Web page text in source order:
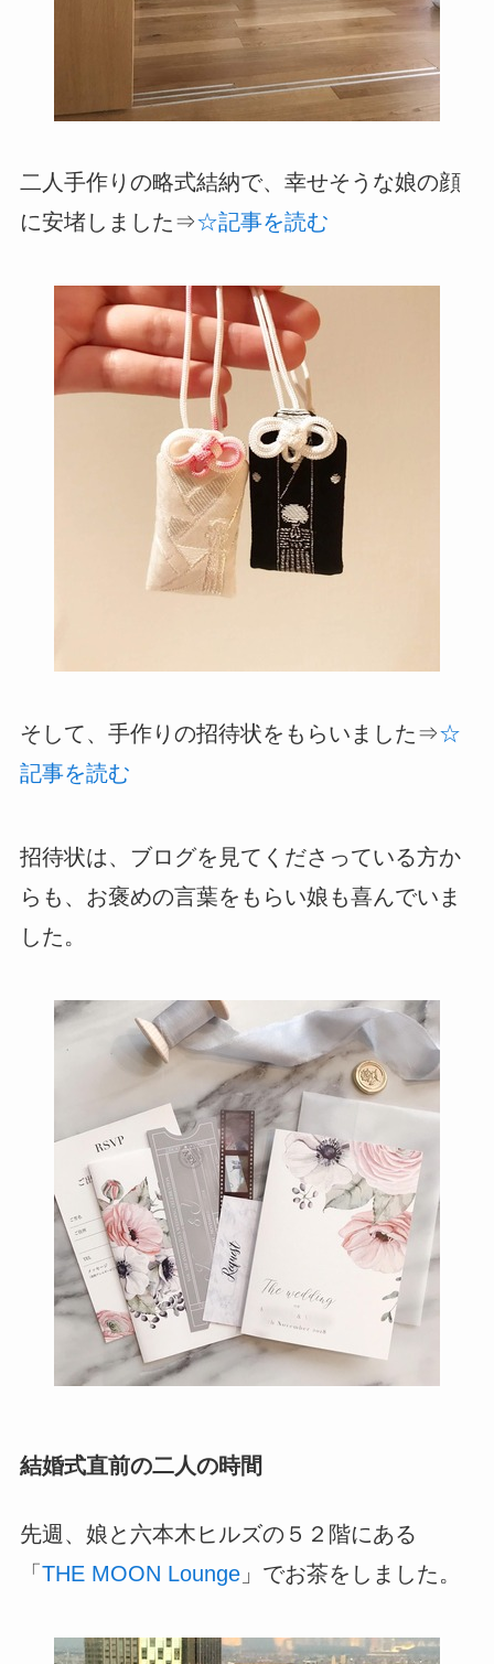
二人手作りの略式結納で、幸せそうな娘の顔
に安堵しました⇒☆記事を読む
そして、手作りの招待状をもらいました⇒☆
記事を読む
招待状は、ブログを見てくださっている方か
らも、お褒めの言葉をもらい娘も喜んでいま
した。
結婚式直前の二人の時間
先週、娘と六本木ヒルズの５２階にある
「 THE MOON Lounge」でお茶をしました。